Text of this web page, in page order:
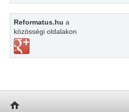
Reformatus.hu a
közösségi oldalakon